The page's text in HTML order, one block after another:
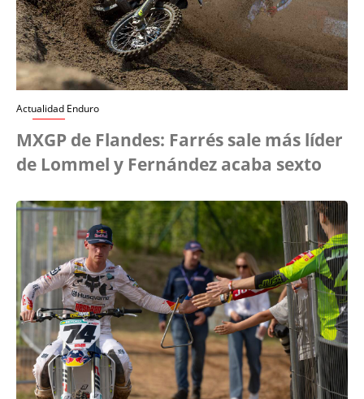
Actualidad Enduro
MXGP de Flandes: Farrés sale más líder
de Lommel y Fernández acaba sexto